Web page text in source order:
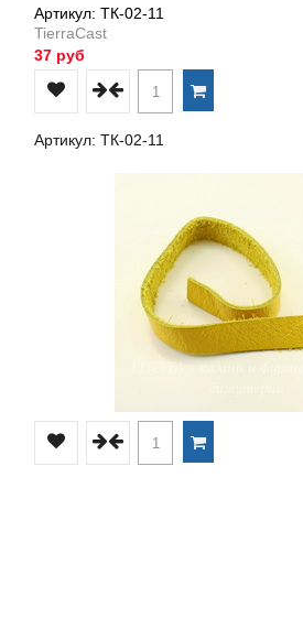
Артикул: ТК-02-11
TierraCast
37 руб
Артикул: ТК-02-11